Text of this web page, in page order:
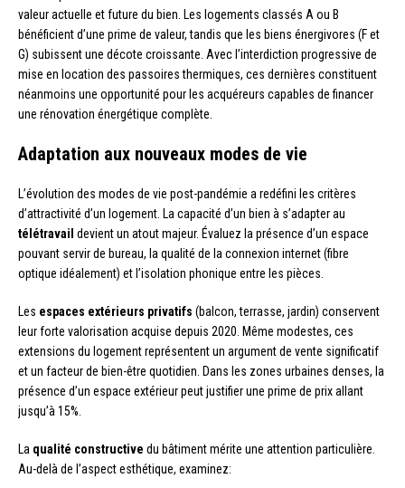
valeur actuelle et future du bien. Les logements classés A ou B
bénéficient d’une prime de valeur, tandis que les biens énergivores (F et
G) subissent une décote croissante. Avec l’interdiction progressive de
mise en location des passoires thermiques, ces dernières constituent
néanmoins une opportunité pour les acquéreurs capables de financer
une rénovation énergétique complète.
Adaptation aux nouveaux modes de vie
L’évolution des modes de vie post-pandémie a redéfini les critères
d’attractivité d’un logement. La capacité d’un bien à s’adapter au
télétravail devient un atout majeur. Évaluez la présence d’un espace
pouvant servir de bureau, la qualité de la connexion internet (fibre
optique idéalement) et l’isolation phonique entre les pièces.
Les espaces extérieurs privatifs (balcon, terrasse, jardin) conservent
leur forte valorisation acquise depuis 2020. Même modestes, ces
extensions du logement représentent un argument de vente significatif
et un facteur de bien-être quotidien. Dans les zones urbaines denses, la
présence d’un espace extérieur peut justifier une prime de prix allant
jusqu’à 15%.
La qualité constructive du bâtiment mérite une attention particulière.
Au-delà de l’aspect esthétique, examinez: